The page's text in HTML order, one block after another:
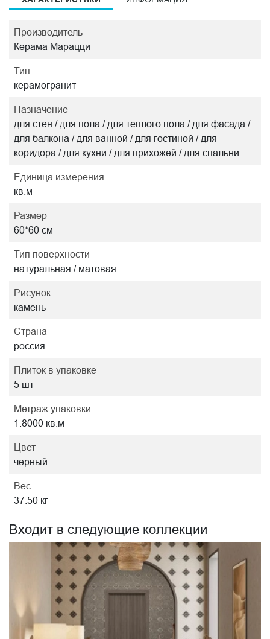
Производитель
Керама Марацци
Тип
керамогранит
Назначение
для стен / для пола / для теплого пола / для фасада /
для балкона / для ванной / для гостиной / для
коридора / для кухни / для прихожей / для спальни
Единица измерения
кв.м
Размер
60*60 см
Тип поверхности
натуральная / матовая
Рисунок
камень
Страна
россия
Плиток в упаковке
5 шт
Метраж упаковки
1.8000 кв.м
Цвет
черный
Вес
37.50 кг
Входит в следующие коллекции